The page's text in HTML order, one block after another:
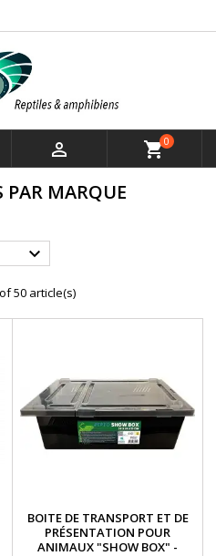
 shopping_cart0
PAR MARQUE

50 article(s)
BOITE DE TRANSPORT ET DE
PRÉSENTATION POUR
ANIMAUX "SHOW BOX" -